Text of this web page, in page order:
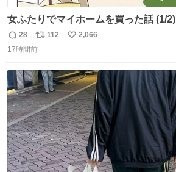
女ふたりでマイホームを買った話 (1/2)
返
信
28
リ
ポ
ト
数
112
い
数
2,066
17時間前